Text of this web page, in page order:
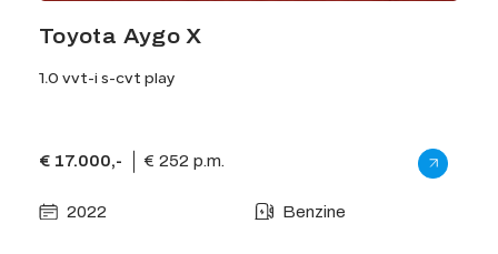
Toyota Aygo X
1.0 vvt-i s-cvt play
€ 17.000,- € 252 p.m.
2022 Benzine